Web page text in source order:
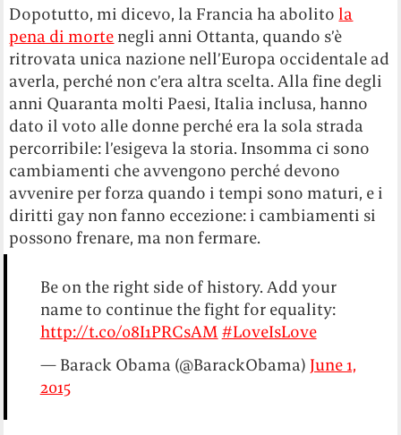
Dopotutto, mi dicevo, la Francia ha abolito la
pena di morte negli anni Ottanta, quando s’è
ritrovata unica nazione nell’Europa occidentale ad
averla, perché non c’era altra scelta. Alla fine degli
anni Quaranta molti Paesi, Italia inclusa, hanno
dato il voto alle donne perché era la sola strada
percorribile: l’esigeva la storia. Insomma ci sono
cambiamenti che avvengono perché devono
avvenire per forza quando i tempi sono maturi, e i
diritti gay non fanno eccezione: i cambiamenti si
possono frenare, ma non fermare.
Be on the right side of history. Add your
name to continue the fight for equality:
http://t.co/08I1PRCsAM #LoveIsLove
— Barack Obama (@BarackObama) June 1,
2015